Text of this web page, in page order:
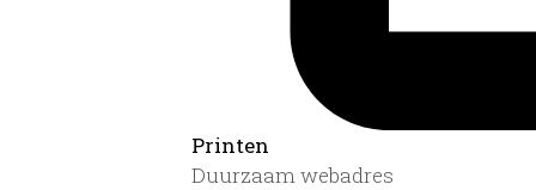
Printen
Duurzaam webadres